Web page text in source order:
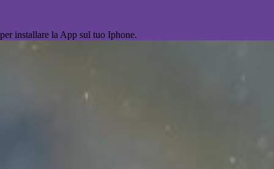
per installare la App sul tuo Iphone.